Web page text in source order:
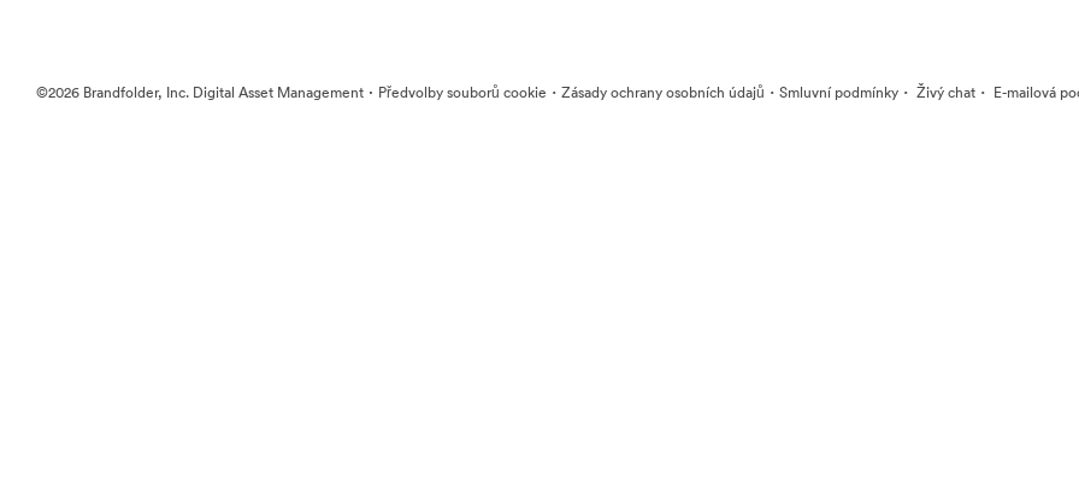
©2026 Brandfolder, Inc. Digital Asset Management · Předvolby souborů cookie · Zásady ochrany osobních údajů · Smluvní podmínky · Živý chat · E-mailová